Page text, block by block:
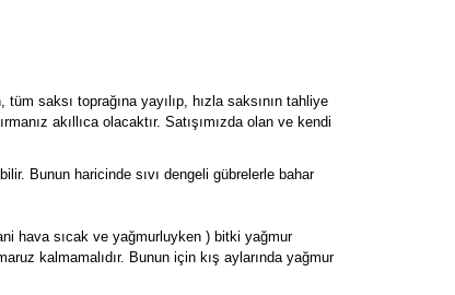
saksı toprağına yayılıp, hızla saksının tahliye
akıllıca olacaktır. Satışımızda olan ve kendi
Bunun haricinde sıvı dengeli gübrelerle bahar
hava sıcak ve yağmurluyken ) bitki yağmur
kalmamalıdır. Bunun için kış aylarında yağmur